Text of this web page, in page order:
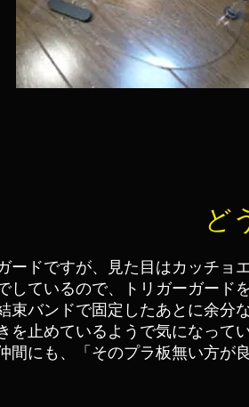
ど
ードですが、見た目はカッチョ
しているので、トリガーガー
束バンドで固定したあとに余分
を止めているようで気になって
間にも、「そのプラ板無い方が